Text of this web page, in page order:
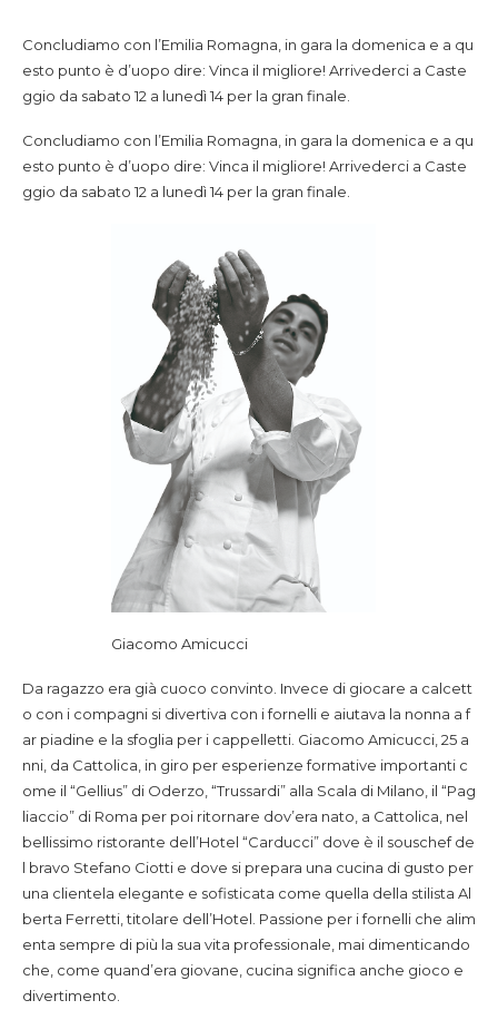
Concludiamo con l’Emilia Romagna, in gara la domenica e a qu
esto punto è d’uopo dire: Vinca il migliore! Arrivederci a Caste
ggio da sabato 12 a lunedì 14 per la gran finale.
Concludiamo con l’Emilia Romagna, in gara la domenica e a qu
esto punto è d’uopo dire: Vinca il migliore! Arrivederci a Caste
ggio da sabato 12 a lunedì 14 per la gran finale.
Giacomo Amicucci
Da ragazzo era già cuoco convinto. Invece di giocare a calcett
o con i compagni si divertiva con i fornelli e aiutava la nonna a f
ar piadine e la sfoglia per i cappelletti. Giacomo Amicucci, 25 a
nni, da Cattolica, in giro per esperienze formative importanti c
ome il “Gellius” di Oderzo, “Trussardi” alla Scala di Milano, il “Pag
liaccio” di Roma per poi ritornare dov’era nato, a Cattolica, nel
bellissimo ristorante dell’Hotel “Carducci” dove è il souschef de
l bravo Stefano Ciotti e dove si prepara una cucina di gusto per
una clientela elegante e sofisticata come quella della stilista Al
berta Ferretti, titolare dell’Hotel. Passione per i fornelli che alim
enta sempre di più la sua vita professionale, mai dimenticando
che, come quand’era giovane, cucina significa anche gioco e
divertimento.